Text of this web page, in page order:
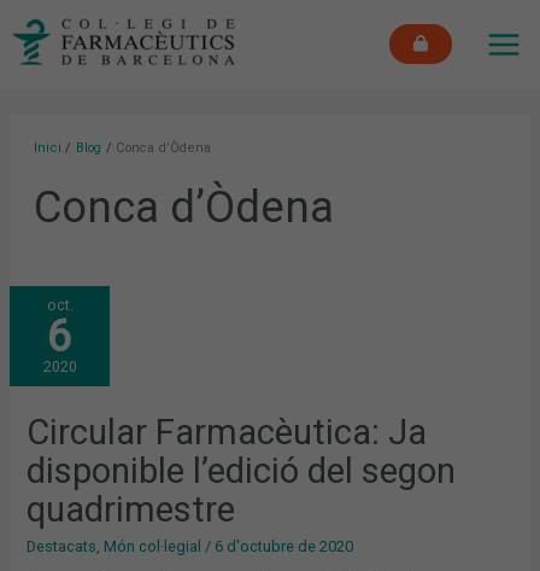
Inici Blog Conca d’Òdena
Conca d’Òdena
oct.
6
2020
Circular Farmacèutica: Ja
disponible l’edició del segon
quadrimestre
Destacats Món col·legial / 6 d'octubre de 2020
CIRCULAR
FARMACÈUTICA:
JA
DISPONIBLE
L’EDICIÓ
DEL
SEGON